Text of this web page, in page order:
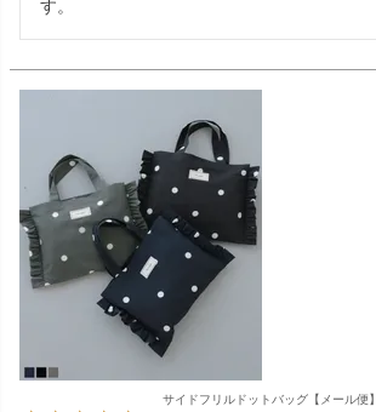
す。
サイドフリルドットバッグ【メール便】